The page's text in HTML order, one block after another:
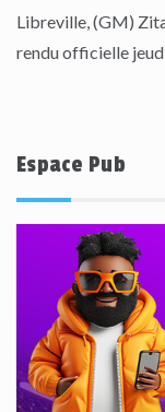
Libreville, (GM)
rendu officielle
Espace Pub